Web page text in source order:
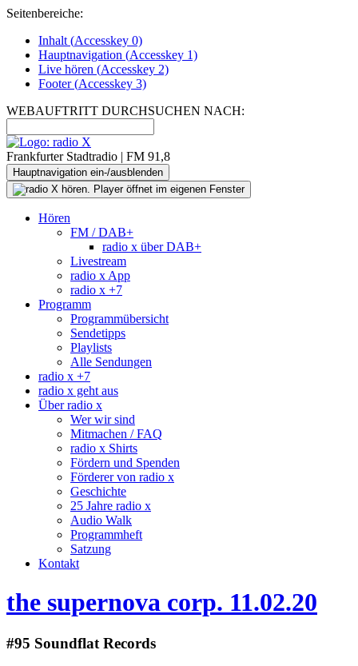
Seitenbereiche:
Inhalt (Accesskey 0)
Hauptnavigation (Accesskey 1)
Live hören (Accesskey 2)
Footer(Accesskey 3)
WEBAUFTRITT DURCHSUCHEN NACH:
Frankfurter Stadtradio | FM 91,8
Hauptnavigation ein-/ausblenden
Hören
FM / DAB+
radio x über DAB+
Livestream
radio x App
radio x +7
Programm
Programmübersicht
Sendetipps
Playlists
Alle Sendungen
radio x +7
radio x geht aus
Über radio x
Wer wir sind
Mitmachen / FAQ
radio x Shirts
Fördern und Spenden
Förderer von radio x
Geschichte
25 Jahre radio x
Audio Walk
Programmheft
Satzung
Kontakt
the supernova corp. 11.02.20
#95 Soundflat Records